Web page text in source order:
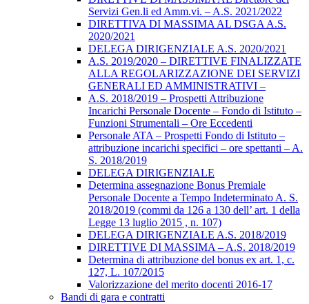
Servizi Gen.li ed Amm.vi. – A.S. 2021/2022
DIRETTIVA DI MASSIMA AL DSGA A.S.
2020/2021
DELEGA DIRIGENZIALE A.S. 2020/2021
A.S. 2019/2020 – DIRETTIVE FINALIZZATE
ALLA REGOLARIZZAZIONE DEI SERVIZI
GENERALI ED AMMINISTRATIVI –
A.S. 2018/2019 – Prospetti Attribuzione
Incarichi Personale Docente – Fondo di Istituto –
Funzioni Strumentali – Ore Eccedenti
Personale ATA – Prospetti Fondo di Istituto –
attribuzione incarichi specifici – ore spettanti – A.
S. 2018/2019
DELEGA DIRIGENZIALE
Determina assegnazione Bonus Premiale
Personale Docente a Tempo Indeterminato A. S.
2018/2019 (commi da 126 a 130 dell’ art. 1 della
Legge 13 luglio 2015 , n. 107)
DELEGA DIRIGENZIALE A.S. 2018/2019
DIRETTIVE DI MASSIMA – A.S. 2018/2019
Determina di attribuzione del bonus ex art. 1, c.
127, L. 107/2015
Valorizzazione del merito docenti 2016-17
Bandi di gara e contratti